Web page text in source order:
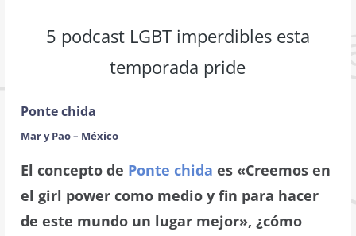
5 podcast LGBT imperdibles esta
temporada pride
Ponte chida
Mar y Pao – México
El concepto de Ponte chida es «Creemos en
el girl power como medio y fin para hacer
de este mundo un lugar mejor», ¿cómo